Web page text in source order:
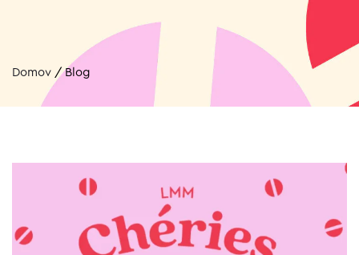
Domov /Blog